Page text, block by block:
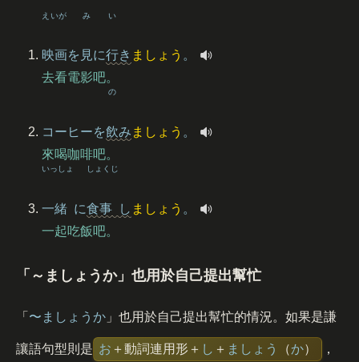
映画
えいが
を 見
み
に行
い
き ましょう 。
去看電影吧。
コーヒーを飲
の
み ましょう 。
來喝咖啡吧。
一緒
いっしょ
に食事
しょくじ
し ましょう 。
一起吃飯吧。
「～ましょうか」也用於自己提出幫忙
「 〜ましょうか 」也用於自己提出幫忙的情況。如果是謙
讓語句型則是 お ＋動詞連用形＋ し ＋ ましょう （か） ，